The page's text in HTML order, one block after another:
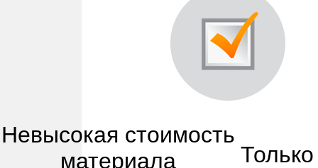
Невысокая стоимость
материала